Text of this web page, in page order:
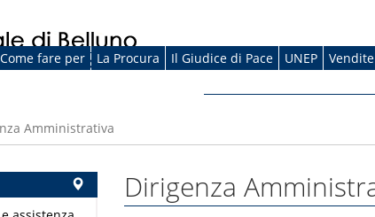
Come fare per La Procura Il Giudice di Pace UNEP
Amministrativa
Dirigenza